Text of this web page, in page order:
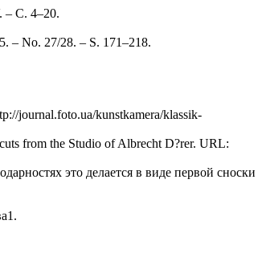
– С. 4–20.
– No. 27/28. – S. 171–218.
journal.foto.ua/kunstkamera/klassik-
from the Studio of Albrecht D?rer. URL:
это делается в виде первой сноски